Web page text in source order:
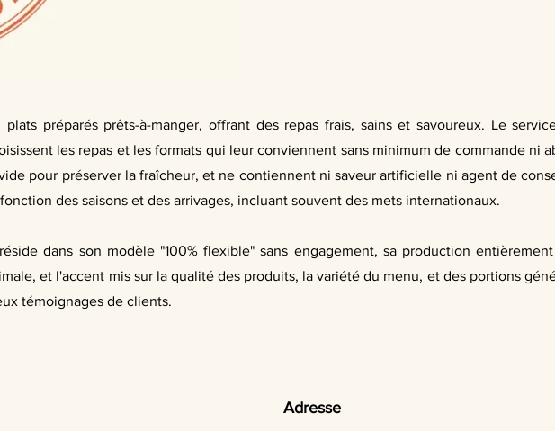
préparés prêts-à-manger, offrant des repas frais, sains et savoureux. Le
les repas et les formats qui leur conviennent sans minimum de commande ni
pour préserver la fraîcheur, et ne contiennent ni saveur artificielle ni agent de
des saisons et des arrivages, incluant souvent des mets internationaux.
dans son modèle "100% flexible" sans engagement, sa production
et l'accent mis sur la qualité des produits, la variété du menu, et des portions
témoignages de clients.
Adresse